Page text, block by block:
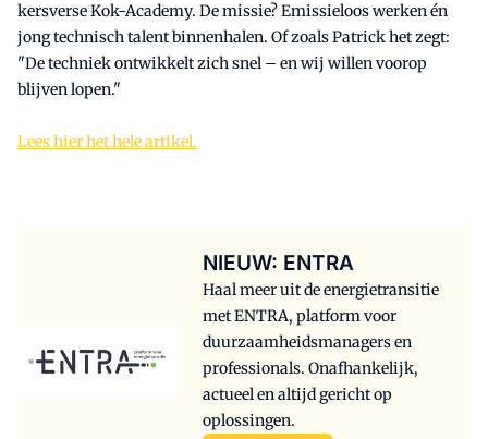
kersverse Kok-Academy. De missie? Emissieloos werken én
jong technisch talent binnenhalen. Of zoals Patrick het zegt:
"De techniek ontwikkelt zich snel – en wij willen voorop
blijven lopen."
Lees hier het hele artikel.
NIEUW: ENTRA
Haal meer uit de energietransitie
met ENTRA, platform voor
duurzaamheidsmanagers en
professionals. Onafhankelijk,
actueel en altijd gericht op
oplossingen.